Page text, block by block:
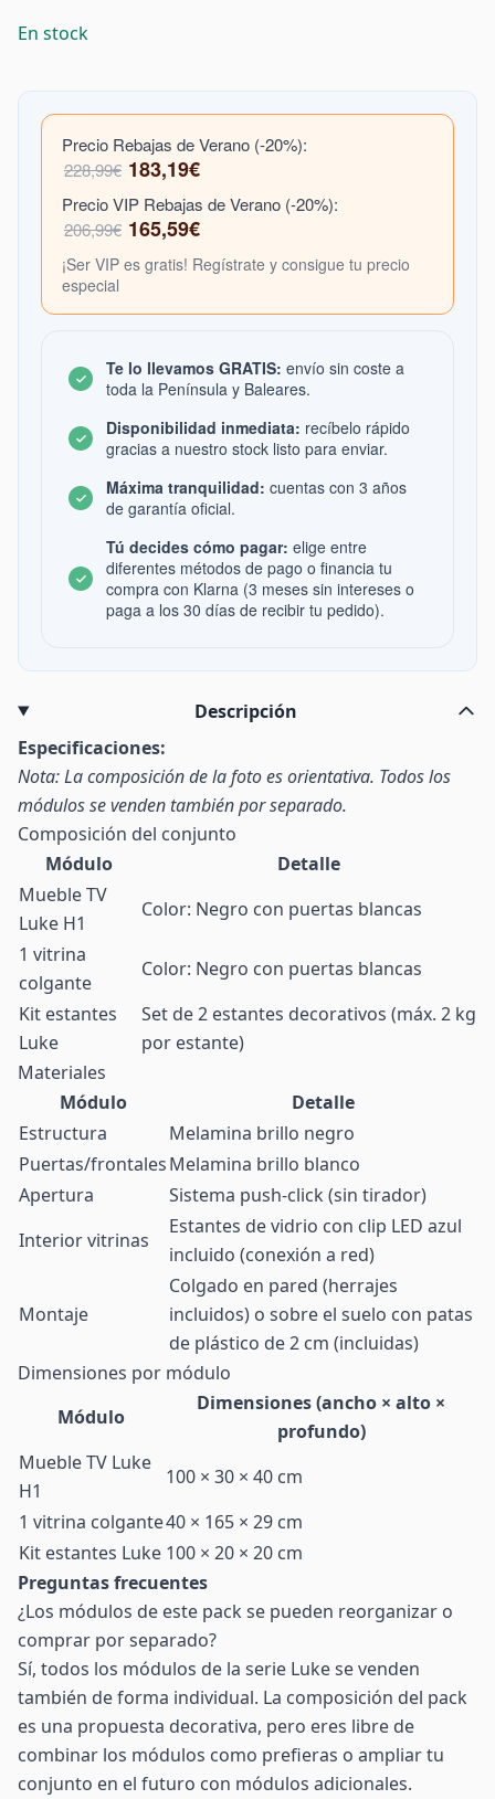
En stock
Precio Rebajas de Verano (-20%):
228,99€ 183,19€
Precio VIP Rebajas de Verano (-20%):
206,99€ 165,59€
¡Ser VIP es gratis! Regístrate y consigue tu precio
especial
Te lo llevamos GRATIS: envío sin coste a
toda la Península y Baleares.
Disponibilidad inmediata: recíbelo rápido
gracias a nuestro stock listo para enviar.
Máxima tranquilidad: cuentas con 3 años
de garantía oficial.
Tú decides cómo pagar: elige entre
diferentes métodos de pago o financia tu
compra con Klarna (3 meses sin intereses o
paga a los 30 días de recibir tu pedido).
Descripción
Especificaciones:
Nota: La composición de la foto es orientativa. Todos los
módulos se venden también por separado.
Composición del conjunto
Módulo
Detalle
Mueble TV
Luke H1
Color: Negro con puertas blancas
1 vitrina
colgante
Color: Negro con puertas blancas
Kit estantes
Luke
Set de 2 estantes decorativos (máx. 2 kg
por estante)
Materiales
Módulo
Detalle
Estructura
Melamina brillo negro
Puertas/frontalesMelamina brillo blanco
Apertura
Sistema push-click (sin tirador)
Interior vitrinas
Estantes de vidrio con clip LED azul
incluido (conexión a red)
Montaje
Colgado en pared (herrajes
incluidos) o sobre el suelo con patas
de plástico de 2 cm (incluidas)
Dimensiones por módulo
Módulo
Dimensiones (ancho × alto ×
profundo)
Mueble TV Luke
H1
100 × 30 × 40 cm
1 vitrina colgante40 × 165 × 29 cm
Kit estantes Luke 100 × 20 × 20 cm
Preguntas frecuentes
¿Los módulos de este pack se pueden reorganizar o
comprar por separado?
Sí, todos los módulos de la serie Luke se venden
también de forma individual. La composición del pack
es una propuesta decorativa, pero eres libre de
combinar los módulos como prefieras o ampliar tu
conjunto en el futuro con módulos adicionales.